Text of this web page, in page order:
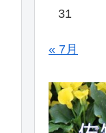
31
« 7月